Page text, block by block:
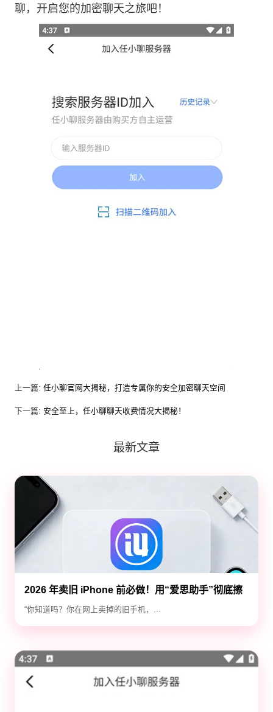
聊，开启您的加密聊天之旅吧！
上一篇: 任小聊官网大揭秘，打造专属你的安全加密聊天空间
下一篇: 安全至上，任小聊聊天收费情况大揭秘！
最新文章
2026 年卖旧 iPhone 前必做！用“爱思助手”彻底擦
除隐私，防止数据泄露
“你知道吗？你在网上卖掉的旧手机，...